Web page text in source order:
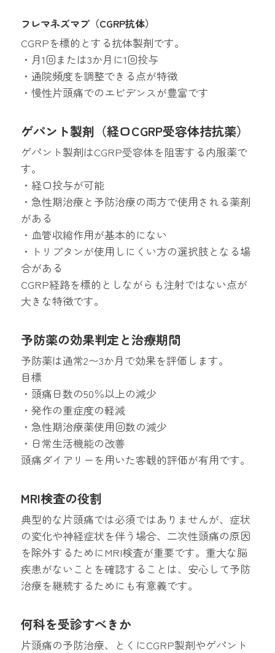
フレマネズマブ（CGRP抗体）
CGRPを標的とする抗体製剤です。
・月1回または3か月に1回投与
・通院頻度を調整できる点が特徴
・慢性片頭痛でのエビデンスが豊富です
ゲパント製剤（経口CGRP受容体拮抗薬）
ゲパント製剤はCGRP受容体を阻害する内服薬で
す。
・経口投与が可能
・急性期治療と予防治療の両方で使用される薬剤
がある
・血管収縮作用が基本的にない
・トリプタンが使用しにくい方の選択肢となる場
合がある
CGRP経路を標的としながらも注射ではない点が
大きな特徴です。
予防薬の効果判定と治療期間
予防薬は通常2〜3か月で効果を評価します。
目標
・頭痛日数の50％以上の減少
・発作の重症度の軽減
・急性期治療薬使用回数の減少
・日常生活機能の改善
頭痛ダイアリーを用いた客観的評価が有用です。
MRI検査の役割
典型的な片頭痛では必須ではありませんが、症状
の変化や神経症状を伴う場合、二次性頭痛の原因
を除外するためにMRI検査が重要です。重大な脳
疾患がないことを確認することは、安心して予防
治療を継続するためにも有意義です。
何科を受診すべきか
片頭痛の予防治療、とくにCGRP製剤やゲパント